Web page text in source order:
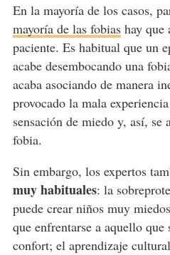
En la mayoría de los casos,
mayoría de las fobiashay que
paciente. Es habitual que un
acabe desembocando una
acaba asociando de manera
provocado la mala
sensación de miedo y, así, se
fobia.
Sin embargo, los expertos
muy habituales: la
puede crear niños muy
que enfrentarse a aquello que
confort; el aprendizaje